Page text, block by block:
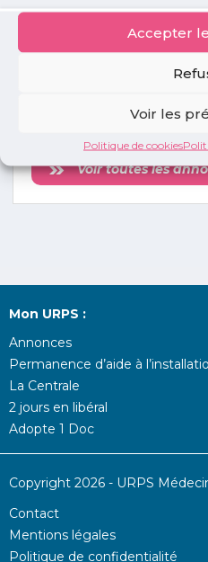
Accepter
Voir les
Politique de cookies
annonces
Voir toutes les
Mon URPS :
Annonces
Permanence d’aide à
La Centrale
2 jours en libéral
Adopte 1 Doc
Copyright 2026 - URPS
Contact
Mentions légales
Politique de confidentialité